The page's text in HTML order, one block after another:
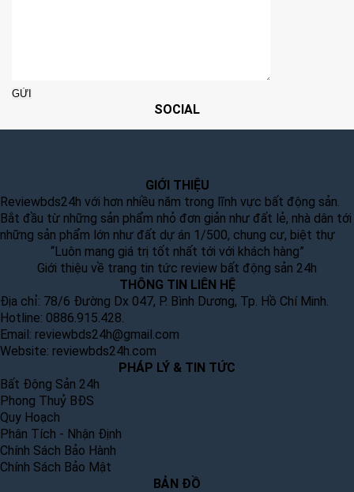
SOCIAL
GIỚI THIỆU
Reviewbds24h với hơn nhiều năm trong lĩnh vực bất động sản.
Bắt đầu từ những sản phẩm nhỏ đơn giản như đất lẻ, nhà dân tới
những sản phẩm lớn như đất dự án 1/500, chung cư, biệt thự
“Luôn mang giá trị tốt nhất tới với khách hàng”
Giới thiệu về trang tin tức review bất động sản 24h
THÔNG TIN LIÊN HỆ
Địa chỉ: 78/6 Đường Dx 047, P. Bình Dương, Tp. Hồ Chí Minh.
Hotline: 0886.915.428.
Email: reviewbds24h@gmail.com
Website: reviewbds24h.com
PHÁP LÝ & TIN TỨC
Bất Động Sản 24h
Phong Thuỷ BĐS
Quy Hoạch
Phân Tích - Nhận Định
Chính Sách Bảo Hành
Chính Sách Bảo Mật
BẢN ĐỒ